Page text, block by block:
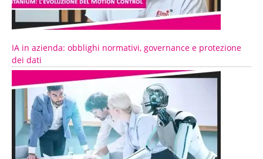
IA in azienda: obblighi normativi, governance e protezione
dei dati